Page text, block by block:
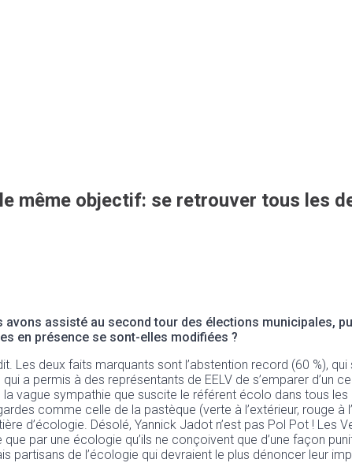
même objectif: se retrouver tous les
assisté au second tour des élections municipales,
en présence se sont-elles modifiées ?
Les deux faits marquants sont l’abstention record (60 %),
a permis à des représentants de EELV de s’emparer d’un
vague sympathie que suscite le référent écolo dans tous
comme celle de la pastèque (verte à l’extérieur, rouge à
d’écologie. Désolé, Yannick Jadot n’est pas Pol Pot ! Les
par une écologie qu’ils ne conçoivent que d’une façon
partisans de l’écologie qui devraient le plus dénoncer leur